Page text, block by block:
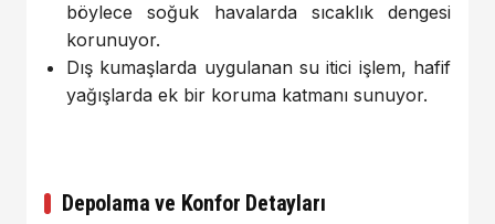
böylece soğuk havalarda sıcaklık dengesi
korunuyor.
Dış kumaşlarda uygulanan su itici işlem, hafif
yağışlarda ek bir koruma katmanı sunuyor.
Depolama ve Konfor Detayları